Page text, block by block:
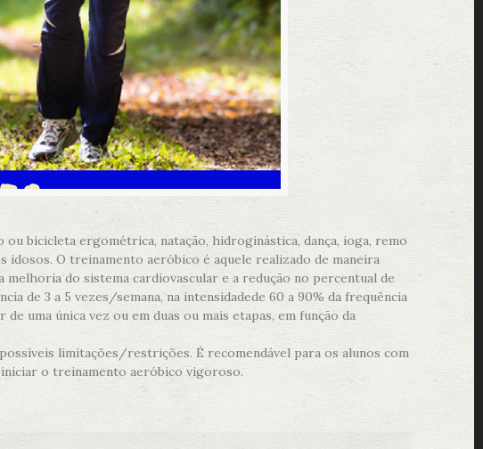
bicicleta ergométrica, natação, hidroginástica, dança, ioga, remo
idosos. O treinamento aeróbico é aquele realizado de maneira
do sistema cardiovascular e a redução no percentual de
de 3 a 5 vezes/semana, na intensidadede 60 a 90% da frequência
uma única vez ou em duas ou mais etapas, em função da
limitações/restrições. É recomendável para os alunos com
o treinamento aeróbico vigoroso.